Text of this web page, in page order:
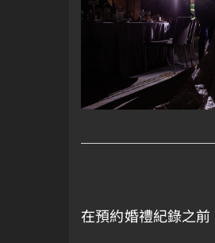
在預約婚禮紀錄之